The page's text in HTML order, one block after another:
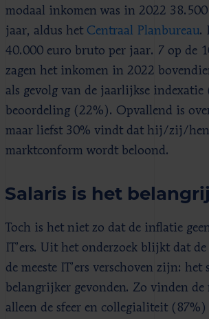
modaal inkomen was in 2022
jaar, aldus het Centraal Planbureau.
40.000 euro bruto per jaar. 7 op de
zagen het inkomen in 2022
als gevolg van de jaarlijkse indexatie
beoordeling (22%). Opvallend is
maar liefst 30% vindt dat hij/zij/
marktconform wordt beloond.
Salaris is het
Toch is het niet zo dat de inflatie
IT’ers. Uit het onderzoek blijkt dat
de meeste IT’ers verschoven zijn:
belangrijker gevonden. Zo vinden de
alleen de sfeer en collegialiteit